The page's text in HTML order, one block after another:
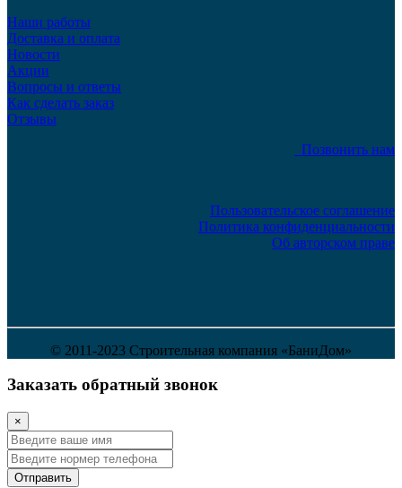
Наши работы
Доставка и оплата
Новости
Акции
Вопросы и ответы
Как сделать заказ
Отзывы
Позвонить нам
Пользовательское соглашение
Политика конфиденциальности
Об авторском праве
© 2011-2023 Строительная компания «БаниДом»
Заказать обратный звонок
×
Отправить